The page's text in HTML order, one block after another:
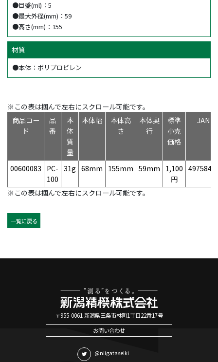
●目盛(ml)：5
●最大外径(mm)：59
●高さ(mm)：155
材質
●本体：ポリプロピレン
※この表は掴んで左右にスクロール可能です。
商品コー
ド
品
番
本
体
質
量
本体幅
本体高
さ
本体奥
行
標準
小売
価格
JAN
00600083
PC-
100
31g 68mm 155mm 59mm
1,100
円
※この表は掴んで左右にスクロール可能です。
一覧に戻る
〒955-0061 新潟県三条市林町1丁目22番17号
お問い合わせ
@niigataseiki